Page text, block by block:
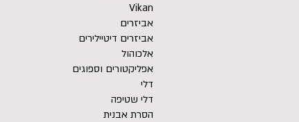
Vikan
אביזרים
אביזרים דיטיילירים
אלכוהול
אפליקטורים וספוגים
דלי
דלי שטיפה
הסרת אבנית